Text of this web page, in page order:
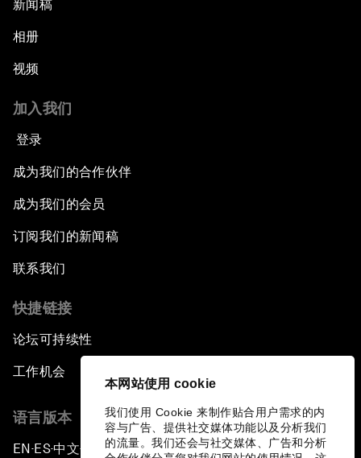
本网站使用 cookie
我们使用 Cookie 来制作贴合用户需求的内
容与广告、提供社交媒体功能以及分析我们
的流量。我们还会与社交媒体、广告和分析
新闻稿
相册
视频
加入我们
登录
成为我们的合作伙伴
成为我们的会员
订阅我们的新闻稿
联系我们
快捷链接
论坛可持续性
工作机会
语言版本
EN ▪ES▪中文▪ 日本語